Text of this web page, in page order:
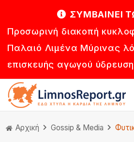
ΣΥΜΒΑΙΝΕΙ
Προσωρινή διακοπή
Παλαιό Λιμένα Μύρινας
επισκευής αγωγού
Αρχική Gossip & Media